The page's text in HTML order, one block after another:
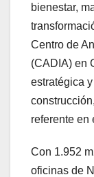
bienestar,
Centro de
(CADIA) en
estratégica
referente en
Con 1.952
oficinas de